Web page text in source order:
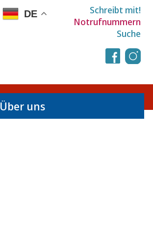
DE
Schreibt mit!
Notrufnummern
Suche
Über uns